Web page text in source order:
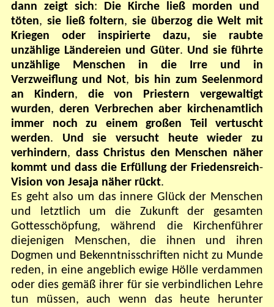
dann zeigt sich: Die Kirche ließ morden und
töten, sie ließ foltern, sie überzog die Welt mit
Kriegen oder inspirierte dazu, sie raubte
unzählige Ländereien und Güter. Und sie führte
unzählige Menschen in die Irre und in
Verzweiflung und Not, bis hin zum Seelenmord
an Kindern, die von Priestern vergewaltigt
wurden, deren Verbrechen aber kirchenamtlich
immer noch zu einem großen Teil vertuscht
werden. Und sie versucht heute wieder zu
verhindern, dass Christus den Menschen näher
kommt und dass die Erfüllung der Friedensreich-
Vision von Jesaja näher rückt.
Es geht also um das innere Glück der Menschen
und letztlich um die Zukunft der gesamten
Gottesschöpfung, während die Kirchenführer
diejenigen Menschen, die ihnen und ihren
Dogmen und Bekenntnisschriften nicht zu Munde
reden, in eine angeblich ewige Hölle verdammen
oder dies gemäß ihrer für sie verbindlichen Lehre
tun müssen, auch wenn das heute herunter